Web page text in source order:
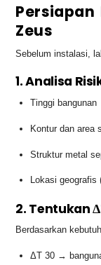
Zeus
Sebelum instalasi,
1. Analisa
Tinggi bangunan
Kontur dan area
Struktur metal
Lokasi geografis
2. Tentukan
Berdasarkan
ΔT 30 →